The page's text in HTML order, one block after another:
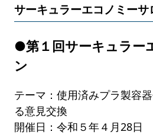
サーキュラーエコノミー
●第１回サーキュラー
ン
テーマ：使用済みプラ製容
る意見交換
開催日：令和５年４月28日